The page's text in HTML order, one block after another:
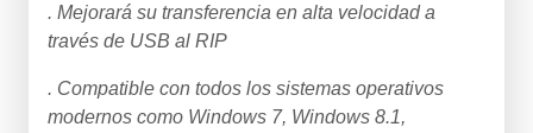
. Mejorará su transferencia en alta velocidad a
través de USB al RIP
. Compatible con todos los sistemas operativos
modernos como Windows 7, Windows 8.1,